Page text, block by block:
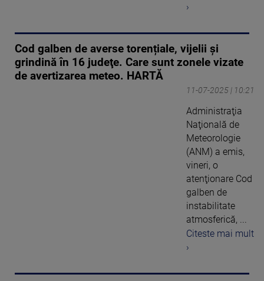
›
Cod galben de averse torențiale, vijelii și
grindină în 16 judeţe. Care sunt zonele vizate
de avertizarea meteo. HARTĂ
11-07-2025 | 10:21
Administraţia
Naţională de
Meteorologie
(ANM) a emis,
vineri, o
atenţionare Cod
galben de
instabilitate
atmosferică, ...
Citeste mai mult
›